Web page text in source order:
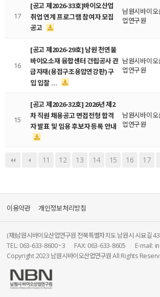
17
[공고 제2026-33호]바이오산업
취업 연계 프로그램 참여자 모집
공고
남원시바이오
업연구원
16
[공고 제2026-29호] 남원 천연물
바이오소재 융합센터 건립공사 관
급자재(용접구조용압연강판) 구
입 입찰 …
남원시바이오
업연구원
15
[공고 제2026-32호] 2026년 제2
차 직원 채용공고 면접전형 합격
자 발표 및 임용 후보자 등록 안내
남원시바이오
업연구원
11 12 13 14 15 16 17
이용약관 개인정보처리방침
(재)남원시바이오산업연구원 전북특별자치도 남원시 시묘길
TEL: 063-633-8600~3
FAX: 063-633-8605
E-mail:
Copyright 2023 남원시바이오산업연구원 All Rights